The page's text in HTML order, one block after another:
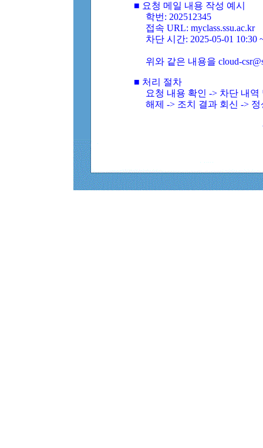
■ 요청 메일 내용 작성 예시
학번: 202512345
접속 URL: myclass.ssu.ac.kr
차단 시간: 2025-05-01 10:30
위와 같은 내용을 cloud-
■ 처리 절차
요청 내용 확인 -> 차단 내
해제 -> 조치 결과 회신 ->